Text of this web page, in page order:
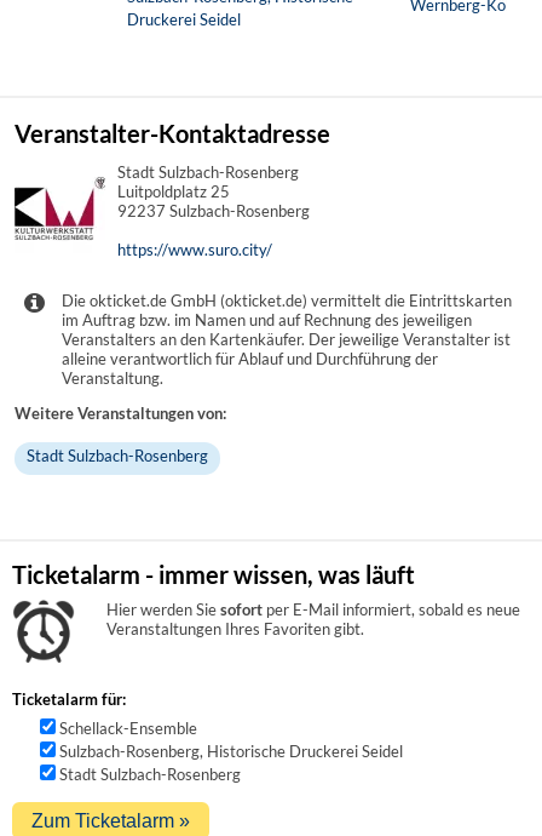
Druckerei Seidel
Wernberg-
Veranstalter-Kontaktadresse
Stadt Sulzbach-Rosenberg
Luitpoldplatz 25
92237 Sulzbach-Rosenberg
https://www.suro.city/
Die okticket.de GmbH (okticket.de) vermittelt die Eintrittskarten
im Auftrag bzw. im Namen und auf Rechnung des jeweiligen
Veranstalters an den Kartenkäufer. Der jeweilige Veranstalter ist
alleine verantwortlich für Ablauf und Durchführung der
Veranstaltung.
Weitere Veranstaltungen von:
Stadt Sulzbach-Rosenberg
Ticketalarm - immer wissen, was läuft
Hier werden Siesofort per E-Mail informiert, sobald es neue
Veranstaltungen Ihres Favoriten gibt.
Ticketalarm für:
Schellack-Ensemble
Sulzbach-Rosenberg, Historische Druckerei Seidel
Stadt Sulzbach-Rosenberg